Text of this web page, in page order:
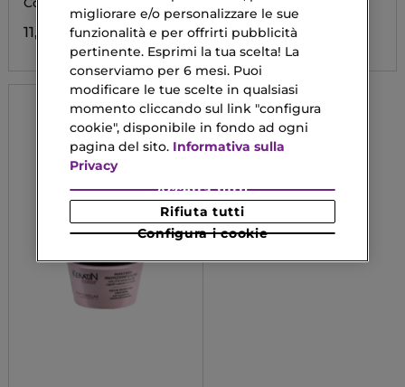
11,29 €
23,90 €
migliorare e/o personalizzare le sue
funzionalità e per offrirti pubblicità
pertinente. Esprimi la tua scelta! La
conserviamo per 6 mesi. Puoi
modificare le tue scelte in qualsiasi
momento cliccando sul link "configura
cookie", disponibile in fondo ad ogni
pagina del sito. Informativa sulla
Privacy
Configura i cookie
Rifiuta tutti
Accetta tutti